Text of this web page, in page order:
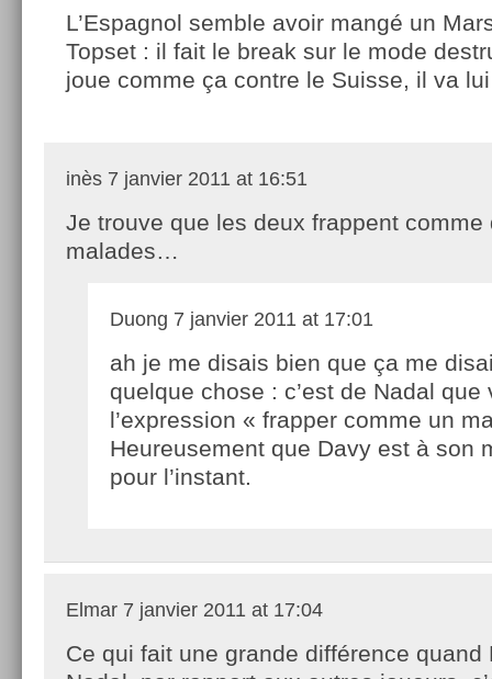
L’Espagnol semble avoir mangé un
Topset : il fait le break sur le mode
joue comme ça contre le Suisse, il va
inès 7 janvier 2011 at 16:51
Je trouve que les deux frappent comme
malades…
Duong 7 janvier 2011 at 17:01
ah je me disais bien que ça me
quelque chose : c’est de Nadal que
l’expression « frapper comme un
Heureusement que Davy est à son
pour l’instant.
Elmar 7 janvier 2011 at 17:04
Ce qui fait une grande différence quand